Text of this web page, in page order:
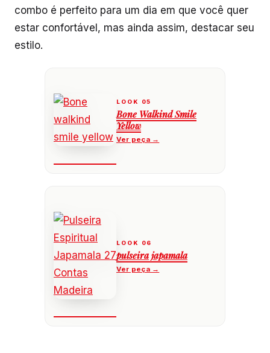
combo é perfeito para um dia em que você quer
estar confortável, mas ainda assim, destacar seu
estilo.
Bone Walkind Smile
Yellow
pulseira japamala